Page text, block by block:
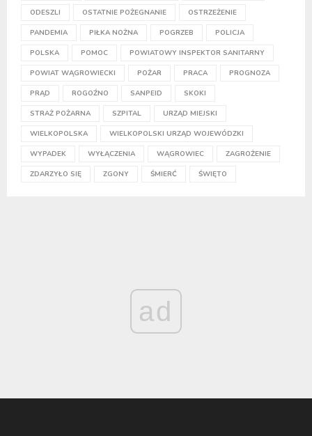
ODESZLI OSTATNIE POŻEGNANIE OSTRZEŻENIE
PANDEMIA PIŁKA NOŻNA POGRZEB POLICJA
POLSKA POMOC POWIATOWY INSPEKTOR SANITARNY
POWIAT WĄGROWIECKI POŻAR PRACA PROGNOZA
PRĄD ROGOŹNO SANPEID SKOKI
STRAŻ POŻARNA SZPITAL URZĄD MIEJSKI
WIELKOPOLSKA WIELKOPOLSKI URZĄD WOJEWÓDZKI
WYPADEK WYŁĄCZENIA WĄGROWIEC ZAGROŻENIE
ZDARZYŁO SIĘ ZGONY ŚMIERĆ ŚWIĘTO
ad